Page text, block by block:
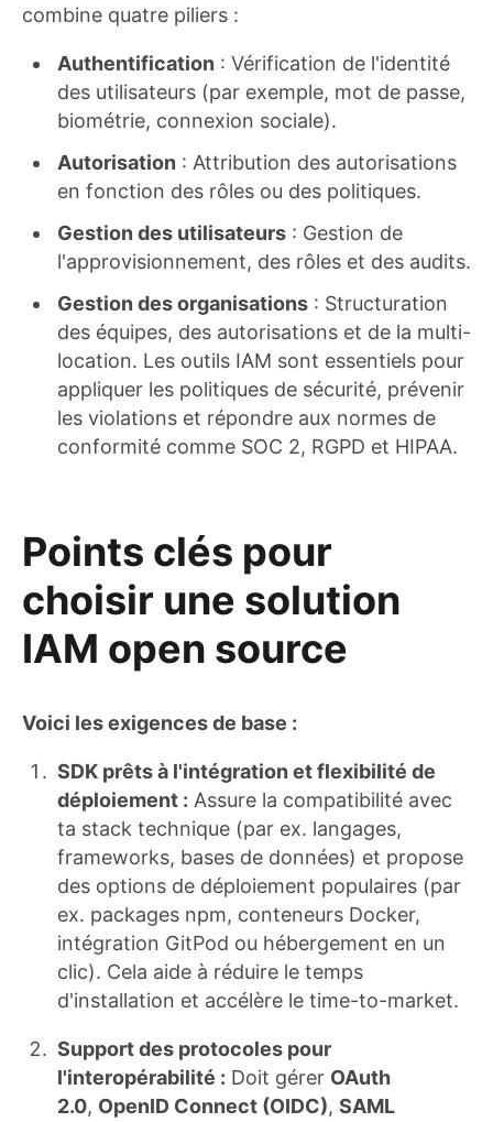
combine quatre piliers :
Authentification : Vérification de l'identité
des utilisateurs (par exemple, mot de passe,
biométrie, connexion sociale).
Autorisation : Attribution des autorisations
en fonction des rôles ou des politiques.
Gestion des utilisateurs : Gestion de
l'approvisionnement, des rôles et des audits.
Gestion des organisations : Structuration
des équipes, des autorisations et de la multi-
location. Les outils IAM sont essentiels pour
appliquer les politiques de sécurité, prévenir
les violations et répondre aux normes de
conformité comme SOC 2, RGPD et HIPAA.
Points clés pour
choisir une solution
IAM open source
Voici les exigences de base :
SDK prêts à l'intégration et flexibilité de
déploiement : Assure la compatibilité avec
ta stack technique (par ex. langages,
frameworks, bases de données) et propose
des options de déploiement populaires (par
ex. packages npm, conteneurs Docker,
intégration GitPod ou hébergement en un
clic). Cela aide à réduire le temps
d'installation et accélère le time-to-market.
Support des protocoles pour
l'interopérabilité : Doit gérer OAuth
2.0, OpenID Connect (OIDC), SAML